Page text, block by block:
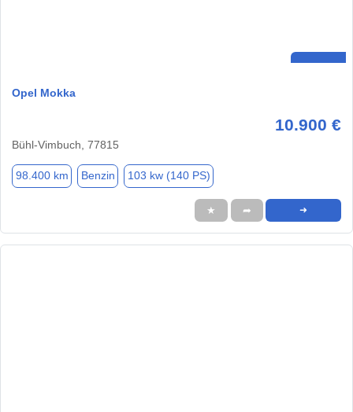
Opel Mokka
10.900 €
Bühl-Vimbuch, 77815
98.400 km Benzin 103 kw (140 PS)
★ ➦ ➜